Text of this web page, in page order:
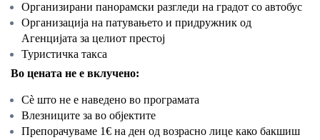
Организирани панорамски разгледи на градот со автобус
Организација на патувањето и придружник од
Агенцијата за целиот престој
Туристичка такса
Во цената не е вклучено:
Сѐ што не е наведено во програмата
Влезниците за во објектите
Препорачуваме 1€ на ден од возрасно лице како бакшиш